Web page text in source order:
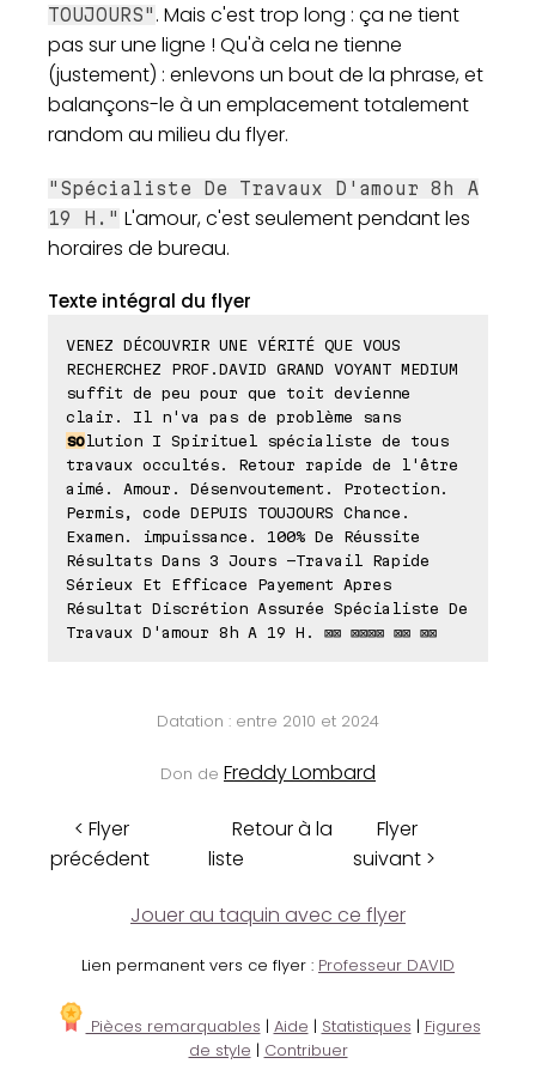
TOUJOURS" . Mais c'est trop long : ça ne tient
pas sur une ligne ! Qu'à cela ne tienne
(justement) : enlevons un bout de la phrase, et
balançons-le à un emplacement totalement
random au milieu du flyer.
"Spécialiste De Travaux D'amour 8h A
19 H." L'amour, c'est seulement pendant les
horaires de bureau.
Texte intégral du flyer
VENEZ DÉCOUVRIR UNE VÉRITÉ QUE VOUS
RECHERCHEZ PROF.DAVID GRAND VOYANT MEDIUM
suffit de peu pour que toit devienne
clair. Il n'va pas de problème sans
solution I Spirituel spécialiste de tous
travaux occultés. Retour rapide de l'être
aimé. Amour. Désenvoutement. Protection.
Permis, code DEPUIS TOUJOURS Chance.
Examen. impuissance. 100% De Réussite
Résultats Dans 3 Jours -Travail Rapide
Sérieux Et Efficace Payement Apres
Résultat Discrétion Assurée Spécialiste De
Travaux D'amour 8h A 19 H. ⊠⊠ ⊠⊠⊠⊠ ⊠⊠ ⊠⊠
Datation : entre 2010 et 2024
Don de Freddy Lombard
< Flyer
précédent
Retour à la
liste
Flyer
suivant >
Jouer au taquin avec ce flyer
Lien permanent vers ce flyer : Professeur DAVID
Pièces remarquables | Aide | Statistiques | Figures
de style | Contribuer